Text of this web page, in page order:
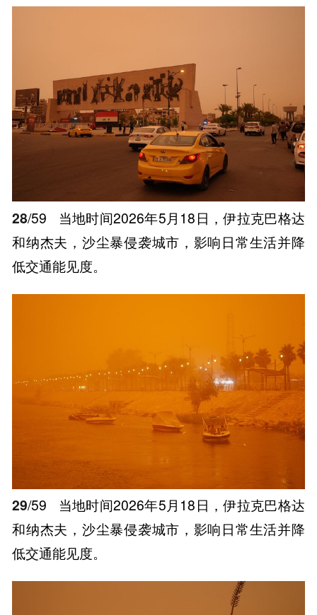
28/59
当地时间2026年5月18日，伊拉克巴格达
和纳杰夫，沙尘暴侵袭城市，影响日常生活并降
低交通能见度。
29/59
当地时间2026年5月18日，伊拉克巴格达
和纳杰夫，沙尘暴侵袭城市，影响日常生活并降
低交通能见度。